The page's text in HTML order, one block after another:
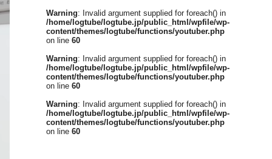
Warning: Invalid argument supplied for foreach() in
/home/logtube/logtube.jp/public_html/wpfile/wp-
content/themes/logtube/functions/youtuber.php
on line 60
Warning: Invalid argument supplied for foreach() in
/home/logtube/logtube.jp/public_html/wpfile/wp-
content/themes/logtube/functions/youtuber.php
on line 60
Warning: Invalid argument supplied for foreach() in
/home/logtube/logtube.jp/public_html/wpfile/wp-
content/themes/logtube/functions/youtuber.php
on line 60